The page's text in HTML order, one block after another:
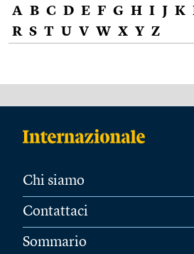
A B C D E F G H I J K
R S T U V W X Y Z
Chi siamo
Contattaci
Sommario